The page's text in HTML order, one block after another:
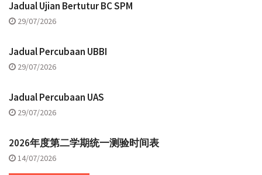
Jadual Ujian Bertutur BC SPM
29/07/2026
Jadual Percubaan UBBI
29/07/2026
Jadual Percubaan UAS
29/07/2026
2026年度第二学期统一测验时间表
14/07/2026